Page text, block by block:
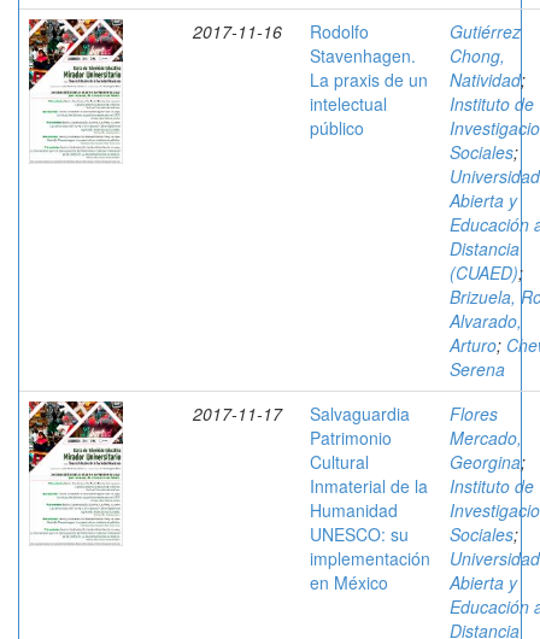
2017-11-16
Rodolfo
Stavenhagen.
La praxis de un
intelectual
público
Gutiérrez
Chong,
Natividad;
Instituto de
Sociales;
Universidad
Abierta y
Educación
Distancia
(CUAED);
Brizuela,
Alvarado,
Arturo;
Serena
2017-11-17
Salvaguardia
Patrimonio
Cultural
Inmaterial de la
Humanidad
UNESCO: su
implementación
en México
Flores
Mercado,
Georgina;
Instituto de
Sociales;
Universidad
Abierta y
Educación
Distancia